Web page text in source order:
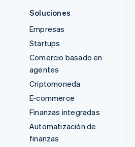
Soluciones
Empresas
Startups
Comercio basado en
agentes
Criptomoneda
E-commerce
Finanzas integradas
Automatización de
finanzas